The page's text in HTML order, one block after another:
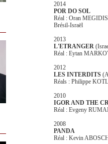
2014
POR DO SOL
Réal : Oran
Brésil-Israël
2013
L'ETRANGER
Réal : Eytan
2012
LES INTERDITS
Réals : Philippe
2010
IGOR AND THE
Réal : Evgeny
2008
PANDA
Réal : Kevin